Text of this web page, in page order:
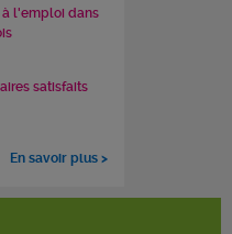
l'emploi dans
satisfaits
En savoir plus >